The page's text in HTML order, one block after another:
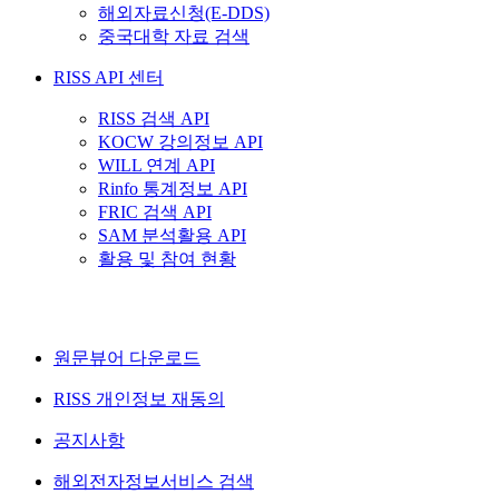
해외자료신청(E-DDS)
중국대학 자료 검색
RISS API 센터
RISS 검색 API
KOCW 강의정보 API
WILL 연계 API
Rinfo 통계정보 API
FRIC 검색 API
SAM 분석활용 API
활용 및 참여 현황
원문뷰어 다운로드
RISS 개인정보 재동의
공지사항
해외전자정보서비스 검색